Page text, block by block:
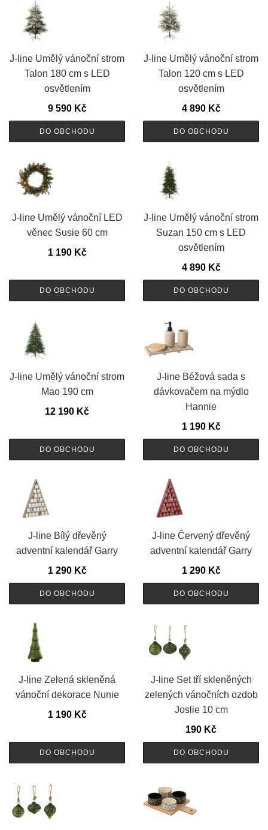
J-line Umělý vánoční strom
Talon 180 cm s LED
osvětlením
9 590 Kč
DO OBCHODU
J-line Umělý vánoční strom
Talon 120 cm s LED
osvětlením
4 890 Kč
DO OBCHODU
J-line Umělý vánoční LED
věnec Susie 60 cm
1 190 Kč
DO OBCHODU
J-line Umělý vánoční strom
Suzan 150 cm s LED
osvětlením
4 890 Kč
DO OBCHODU
J-line Umělý vánoční strom
Mao 190 cm
12 190 Kč
DO OBCHODU
J-line Béžová sada s
dávkovačem na mýdlo
Hannie
1 190 Kč
DO OBCHODU
J-line Bílý dřevěný
adventní kalendář Garry
1 290 Kč
DO OBCHODU
J-line Červený dřevěný
adventní kalendář Garry
1 290 Kč
DO OBCHODU
J-line Zelená skleněná
vánoční dekorace Nunie
1 190 Kč
DO OBCHODU
J-line Set tří skleněných
zelených vánočních ozdob
Joslie 10 cm
190 Kč
DO OBCHODU